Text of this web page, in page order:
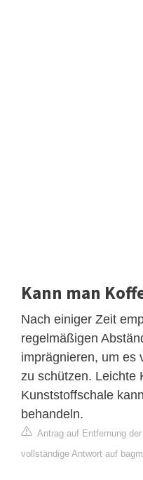
Kann man
Nach einiger Zeit
regelmäßigen
imprägnieren, um es
zu schützen. Leichte
Kunststoffschale
behandeln.
Antrag auf Entfernung
vollständige Antwort auf